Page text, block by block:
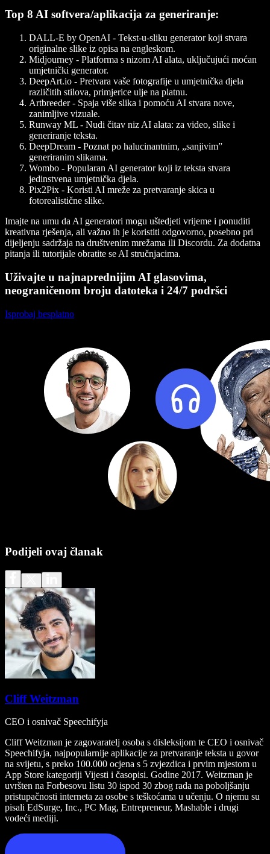
Top 8 AI softvera/aplikacija za generiranje:
DALL-E by OpenAI - Tekst-u-sliku generator koji stvara
originalne slike iz opisa na engleskom.
Midjourney - Platforma s nizom AI alata, uključujući moćan
umjetnički generator.
DeepArt.io - Pretvara vaše fotografije u umjetnička djela
različitih stilova, primjerice ulje na platnu.
Artbreeder- Spaja više slika i pomoću AI stvara nove,
zanimljive vizuale.
Runway ML - Nudi čitav niz AI alata: za video, slike i
generiranje teksta.
DeepDream - Poznat po halucinantnim, „sanjivim”
generiranim slikama.
Wombo - Popularan AI generator koji iz teksta stvara
jedinstvena umjetnička djela.
Pix2Pix - Koristi AI mreže za pretvaranje skica u
fotorealistične slike.
Imajte na umu da AI generatori mogu uštedjeti vrijeme i ponuditi
kreativna rješenja, ali važno ih je koristiti odgovorno, posebno pri
dijeljenju sadržaja na društvenim mrežama ili Discordu. Za dodatna
pitanja ili tutorijale obratite se AI stručnjacima.
Uživajte u najnaprednijim AI glasovima,
neograničenom broju datoteka i 24/7 podršci
Isprobaj besplatno
Podijeli ovaj članak
Cliff Weitzman
CEO i osnivač Speechifyja
Cliff Weitzman je zagovaratelj osoba s disleksijom te CEO i osnivač
Speechifyja, najpopularnije aplikacije za pretvaranje teksta u govor
na svijetu, s preko 100.000 ocjena s 5 zvjezdica i prvim mjestom u
App Store kategoriji Vijesti i časopisi. Godine 2017. Weitzman je
uvršten na Forbesovu listu 30 ispod 30 zbog rada na poboljšanju
pristupačnosti interneta za osobe s teškoćama u učenju. O njemu su
pisali EdSurge, Inc., PC Mag, Entrepreneur, Mashable i drugi
vodeći mediji.